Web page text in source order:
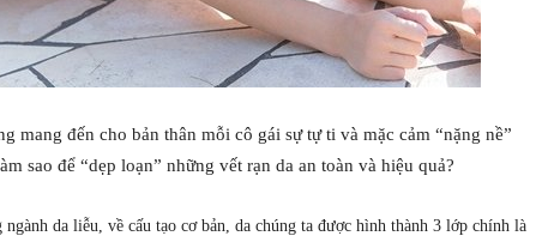
mang đến cho bản thân mỗi cô gái sự tự ti và mặc cảm “nặng nề”
sao để “dẹp loạn” những vết rạn da an toàn và hiệu quả?
da liễu, về cấu tạo cơ bản, da chúng ta được hình thành 3 lớp chính là